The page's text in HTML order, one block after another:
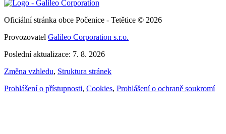
Oficiální stránka obce Počenice - Tetětice © 2026
Provozovatel Galileo Corporation s.r.o.
Poslední aktualizace: 7. 8. 2026
Změna vzhledu, Struktura stránek
Prohlášení o přístupnosti, Cookies, Prohlášení o ochraně soukromí